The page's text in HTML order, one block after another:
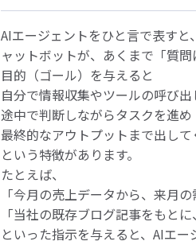
AIエージェントをひと言で表すと、
ャットボットが、あくまで「質
目的（ゴール）を与えると
自分で情報収集やツールの呼び
途中で判断しながらタスクを進め
最終的なアウトプットまで出して
という特徴があります。
たとえば、
「今月の売上データから、来月
「当社の既存ブログ記事をもと
といった指示を与えると、AIエ